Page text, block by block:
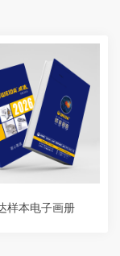
样本电子画册